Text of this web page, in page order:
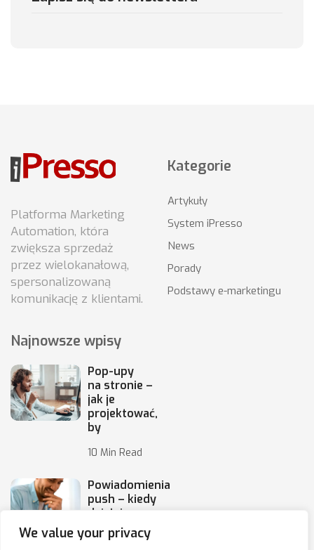
We value your privacy
Platforma Marketing
Automation, która
zwiększa sprzedaż
przez wielokanałową,
spersonalizowaną
komunikację z klientami.
Kategorie
Artykuły
System iPresso
News
Porady
Podstawy e-marketingu
Najnowsze wpisy
Pop-upy
na stronie –
jak je
projektować,
by
10 Min Read
Powiadomienia
push – kiedy
działają,
a kiedy irytują